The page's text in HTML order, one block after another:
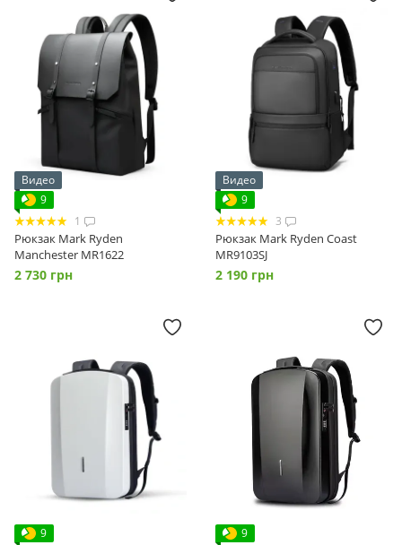
Видео
9
1
Рюкзак Mark Ryden
Manchester MR1622
2 730 грн
Видео
9
3
Рюкзак Mark Ryden Coast
MR9103SJ
2 190 грн
9
9